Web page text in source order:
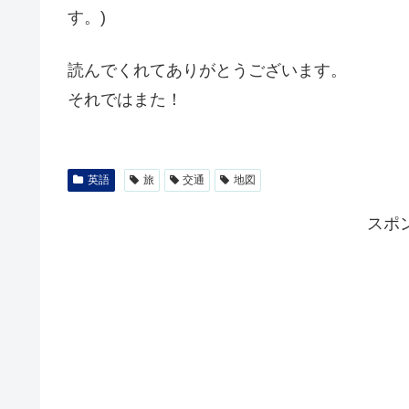
す。)
読んでくれてありがとうございます。
それではまた！
英語 旅 交通 地図
スポ